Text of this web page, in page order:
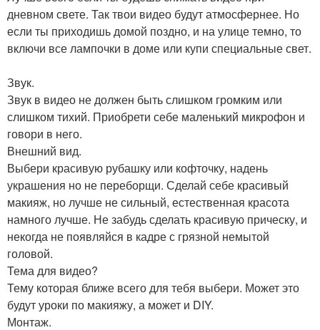
дневном свете. Так твои видео будут атмосфернее. Но
если ты приходишь домой поздно, и на улице темно, то
включи все лампочки в доме или купи специальные свет.
Звук.
Звук в видео не должен быть слишком громким или
слишком тихий. Приобрети себе маленький микрофон и
говори в него.
Внешний вид.
Выбери красивую рубашку или кофточку, надень
украшения но не переборщи. Сделай себе красивый
макияж, но лучше не сильный, естественная красота
намного лучше. Не забудь сделать красивую прическу, и
некогда не появляйся в кадре с грязной немытой
головой.
Тема для видео?
Тему которая ближе всего для тебя выбери. Может это
будут уроки по макияжу, а может и DIY.
Монтаж.